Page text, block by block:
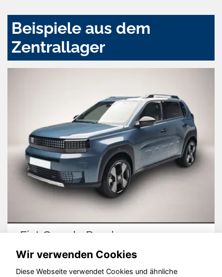
Beispiele aus dem
Zentrallager
Fiat Grande Panda
Wir verwenden Cookies
Diese Webseite verwendet Cookies und ähnliche